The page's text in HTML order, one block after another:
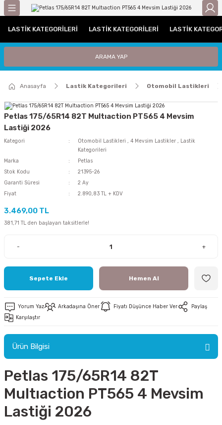
/ C Grubu
Lastiği
Traktör Ön Lastikleri
LASTIK KATEGORILERI LASTIK KATEGORILERI LASTIK
ARAMA YAP
Anasayfa Lastik Kategorileri Otomobil Lastikleri
Petlas 175/65R14 82T Multıaction PT565 4 Mevsim
Lastiği 2026
Kategori Otomobil Lastikleri , 4 Mevsim Lastikler , Lastik
Kategorileri
Marka
Petlas
Stok Kodu
21395-26
Garanti Süresi
2 Ay
Fiyat
2.890,83 TL + KDV
3.469,00 TL
381,71 TL den başlayan taksitlerle!
- +
Sepete Ekle Hemen Al
Yorum Yaz Arkadaşına Öner Fiyatı Düşünce Haber Ver
Paylaş
Karşılaştır
Ürün Bilgisi
Petlas 175/65R14 82T
Multıaction PT565 4 Mevsim
Lastiği 2026